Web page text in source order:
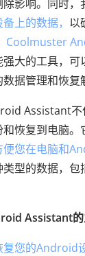
影响。同时
上的数据， 以
Coolmuster
大的工具，
据管理和恢复
Assistant
恢复到电脑
便您在电脑和
型的数据，包
Assistant的
复您的Android